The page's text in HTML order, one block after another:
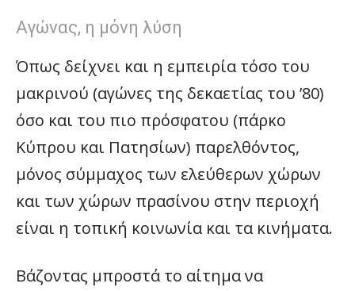
Αγώνας, η μόνη λύση
Όπως δείχνει και η εμπειρία τόσο του
μακρινού (αγώνες της δεκαετίας του ’80)
όσο και του πιο πρόσφατου (πάρκο
Κύπρου και Πατησίων) παρελθόντος,
μόνος σύμμαχος των ελεύθερων χώρων
και των χώρων πρασίνου στην περιοχή
είναι η τοπική κοινωνία και τα κινήματα.
Βάζοντας μπροστά το αίτημα να